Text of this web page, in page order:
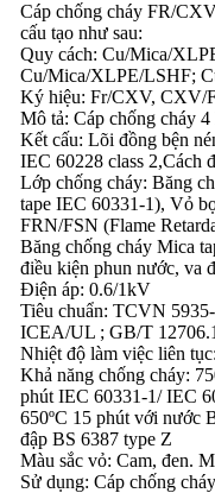
Cáp chống cháy FR/
cấu tạo như sau:
Quy cách: Cu/Mica/
Cu/Mica/XLPE/LSHF;
Ký hiệu: Fr/CXV, CXV/
Mô tả: Cáp chống cháy
Kết cấu: Lõi đồng bện
IEC 60228 class 2,Cách
Lớp chống cháy: Băng
tape IEC 60331-1), Vỏ
FRN/FSN (Flame
Băng chống cháy Mica
điều kiện phun nước, va
Điện áp: 0.6/1kV
Tiêu chuẩn: TCVN
ICEA/UL ; GB/T 12706.1
Nhiệt độ làm việc liên
Khả năng chống cháy:
phút IEC 60331-1/ IEC
650ºC 15 phút với nước
đập BS 6387 type Z
Màu sắc vỏ: Cam, đen.
Sử dụng: Cáp chống